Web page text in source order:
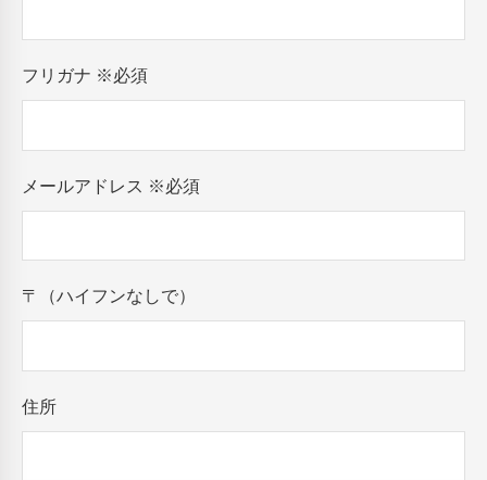
フリガナ ※必須
メールアドレス ※必須
〒（ハイフンなしで）
住所